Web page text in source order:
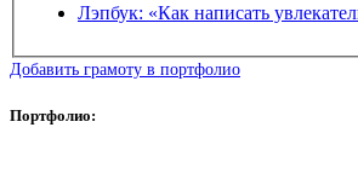
Лэпбук: «Как написать
Добавить грамоту в портфолио
Портфолио: